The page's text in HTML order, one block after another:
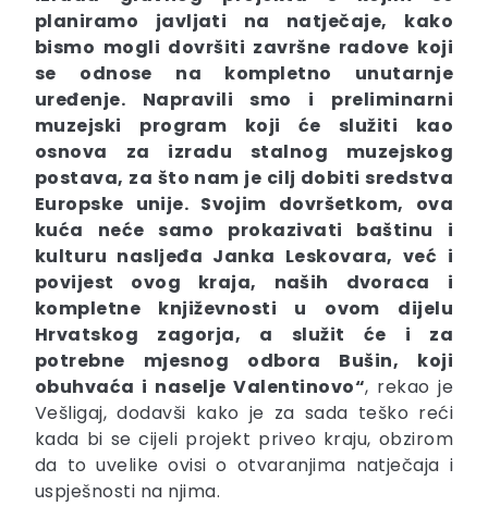
planiramo javljati na natječaje, kako
bismo mogli dovršiti završne radove koji
se odnose na kompletno unutarnje
uređenje. Napravili smo i preliminarni
muzejski program koji će služiti kao
osnova za izradu stalnog muzejskog
postava, za što nam je cilj dobiti sredstva
Europske unije. Svojim dovršetkom, ova
kuća neće samo prokazivati baštinu i
kulturu nasljeđa Janka Leskovara, već i
povijest ovog kraja, naših dvoraca i
kompletne književnosti u ovom dijelu
Hrvatskog zagorja, a služit će i za
potrebne mjesnog odbora Bušin, koji
obuhvaća i naselje Valentinovo“, rekao je
Vešligaj, dodavši kako je za sada teško reći
kada bi se cijeli projekt priveo kraju, obzirom
da to uvelike ovisi o otvaranjima natječaja i
uspješnosti na njima.